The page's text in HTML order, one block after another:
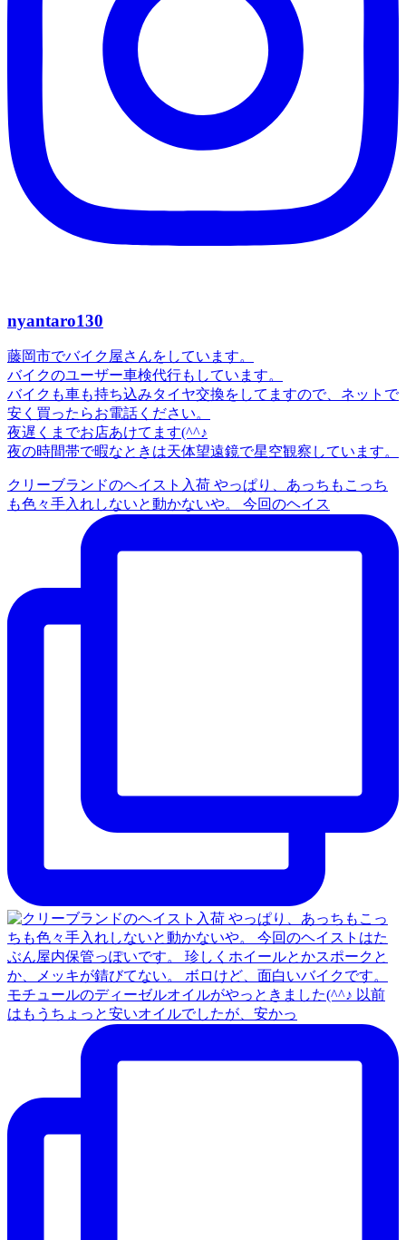
nyantaro130
藤岡市でバイク屋さんをしています。
バイクのユーザー車検代行もしています。
バイクも車も持ち込みタイヤ交換をしてますので、ネットで
安く買ったらお電話ください。
夜遅くまでお店あけてます(^^♪
夜の時間帯で暇なときは天体望遠鏡で星空観察しています。
クリーブランドのヘイスト入荷 やっぱり、あっちもこっち
も色々手入れしないと動かないや。 今回のヘイス
モチュールのディーゼルオイルがやっときました(^^♪ 以前
はもうちょっと安いオイルでしたが、安かっ